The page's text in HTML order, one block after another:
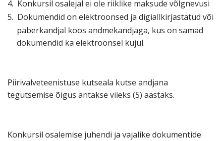
4. Konkursil osalejal ei ole riiklike maksude võlgnevusi
5. Dokumendid on elektroonsed ja digiallkirjastatud või
paberkandjal koos andmekandjaga, kus on samad
dokumendid ka elektroonsel kujul.
Piirivalveteenistuse kutseala kutse andjana
tegutsemise õigus antakse viieks (5) aastaks.
Konkursil osalemise juhendi ja vajalike dokumentide